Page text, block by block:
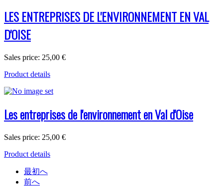
LES ENTREPRISES DE L'ENVIRONNEMENT EN VAL
D'OISE
Sales price: 25,00 €
Product details
Les entreprises de l'environnement en Val d'Oise
Sales price: 25,00 €
Product details
最初へ
前へ